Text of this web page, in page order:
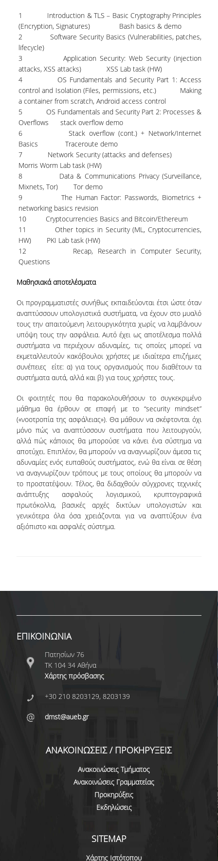
TESTIMONIALS
ΔΙΔΑΣΚΑΛΙΑ
ΑΝΘΡΩΠΙΝΟ ΔΥΝΑΜΙΚΟ
ΠΡΟΣΩΠΙΚΟ ΤΟΥ ΤΜΗΜΑΤΟΣ
ΜΕΛΗ ΔΕΠ
ΕΠΙΤΙΜΟΙ ΔΙΔΑΚΤΟΡΕΣ
ΕΠΙΣΚΕΠΤΕΣ ΚΑΘΗΓΗΤΕΣ
ΜΕΛΗ Ε.ΔΙ.Π.
ΜΕΛΗ Ε.Τ.Ε.Π.
ΔΙΟΙΚΗΤΙΚΟ ΠΡΟΣΩΠΙΚΟ
ΜΕΤΑΔΙΔΑΚΤΟΡΙΚΟΙ ΕΡΕΥΝΗΤΕΣ
ΠΡΟΠΤΥΧΙΑΚΕΣ ΣΠΟΥΔΕΣ
ΠΡΟΓΡΑΜΜΑ ΣΠΟΥΔΩΝ
ΟΔΗΓΟΣ ΚΑΙ ΚΑΤΕΥΘΥΝΣΕΙΣ ΣΠΟΥΔΩΝ
ΜΑΘΗΜΑΤΑ ΠΡΟΓΡΑΜΜΑΤΟΣ ΣΠΟΥΔΩΝ
ΜΑΘΗΜΑΤΑ ΕΛΕΥΘΕΡΗΣ ΕΠΙΛΟΓΗΣ ΑΠΟ
ΑΛΛΑ ΤΜΗΜΑΤΑ
ΠΡΑΚΤΙΚΗ ΑΣΚΗΣΗ ΚΑΙ ΠΤΥΧΙΑΚΗ ΕΡΓΑΣΙΑ
ΕΥΚΑΙΡΙΕΣ ΓΙΑ ΠΡΑΚΤΙΚΗ ΑΣΚΗΣΗ
TESTIMONIALS ΠΡΑΚΤΙΚΗΣ ΑΣΚΗΣΗΣ
ΔΙΔΑΣΚΑΛΙΑ ΚΑΙ ΕΞΕΤΑΣΕΙΣ
ΔΙΑΧΕΙΡΙΣΗ ΠΑΡΑΠΟΝΩΝ ΦΟΙΤΗΤΩΝ
TUTORS ΦΟΙΤΗΤΩΝ
ΜΕΤΑΠΤΥΧΙΑΚΕΣ ΣΠΟΥΔΕΣ
ΔΙΔΑΚΤΟΡΕΣ ΤΟΥ ΤΜΗΜΑΤΟΣ
ΕΡΕΥΝΗΤΙΚΑ ΣΕΜΙΝΑΡΙΑ
ΠΡΟΓΡΑΜΜΑ ERASMUS+
ΜΑΘΗΜΑΤΑ ΠΟΥ ΠΡΟΣΦΕΡΕΙ ΤΟ
ΕΓΓΡΑΦΑ - ΧΡΗΣΙΜΟΙ ΣΥΝΔΕΣΜΟΙ
FAQS
ΔΙΑΣΦΑΛΙΣΗ ΠΟΙΟΤΗΤΑΣ
ΔΕΔΟΜΕΝΑ ΠΟΙΟΤΗΤΑΣ
ΠΙΣΤΟΠΟΙΗΣΗ
1 Introduction & TLS – Basic Cryptography Principles
(Encryption, Signatures) Bash basics & demo
2 Software Security Basics (Vulnerabilities, patches,
lifecycle)
3 Application Security: Web Security (injection
attacks, XSS attacks) XSS Lab task (HW)
4 OS Fundamentals and Security Part 1: Access
control and Isolation (Files, permissions, etc.) Making
a container from scratch, Android access control
5 OS Fundamentals and Security Part 2: Processes &
Overflows stack overflow demo
6 Stack overflow (cont.) + Network/Internet
Basics Traceroute demo
7 Network Security (attacks and defenses)
Morris Worm Lab task (HW)
8 Data & Communications Privacy (Surveillance,
Mixnets, Tor) Tor demo
9 The Human Factor: Passwords, Biometrics +
networking basics revision
10 Cryptocurrencies Basics and Bitcoin/Ethereum
11 Other topics in Security (ML, Cryptocurrencies,
HW) PKI Lab task (HW)
12 Recap, Research in Computer Security,
Questions
Μαθησιακά αποτελέσματα
Οι προγραμματιστές συνήθως εκπαιδεύονται έτσι ώστε όταν
αναπτύσσουν υπολογιστικά συστήματα, να έχουν στο μυαλό
τους την απαιτούμενη λειτουργικότητα χωρίς να λαμβάνουν
υπόψη τους την ασφάλεια. Αυτό έχει ως αποτέλεσμα πολλά
συστήματα να περιέχουν αδυναμίες, τις οποίες μπορεί να
εκμεταλλευτούν κακόβουλοι χρήστες με ιδιαίτερα επιζήμιες
συνέπειες είτε: α) για τους οργανισμούς που διαθέτουν τα
συστήματα αυτά, αλλά και β) για τους χρήστες τους.
Οι φοιτητές που θα παρακολουθήσουν το συγκεκριμένο
μάθημα θα έρθουν σε επαφή με το “security mindset”
(«νοοτροπία της ασφάλειας»). Θα μάθουν να σκέφτονται όχι
μόνο πώς να αναπτύσσουν συστήματα που λειτουργούν,
αλλά πώς κάποιος θα μπορούσε να κάνει ένα σύστημα να
αποτύχει. Επιπλέον, θα μπορούν να αναγνωρίζουν άμεσα τις
αδυναμίες ενός ευπαθούς συστήματος, ενώ θα είναι σε θέση
να αναγνωρίζουν τρόπους με τους οποίους θα μπορούν να
το προστατέψουν. Τέλος, θα διδαχθούν σύγχρονες τεχνικές
ανάπτυξης ασφαλούς λογισμικού, κρυπτογραφικά
πρωτόκολλα, βασικές αρχές δικτύων υπολογιστών και
γενικότερα όλα όσα χρειάζονται για να αναπτύξουν ένα
αξιόπιστο και ασφαλές σύστημα.
ΕΠΙΚΟΙΝΩΝΙΑ
Πατησίων 76
ΤΚ 104 34 Αθήνα
Χάρτης πρόσβασης
+30 210 8203129, 8203139
dmst@aueb.gr
ΑΝΑΚΟΙΝΩΣΕΙΣ / ΠΡΟΚΗΡΥΞΕΙΣ
Ανακοινώσεις Τμήματος
Ανακοινώσεις Γραμματείας
Προκηρύξεις
Εκδηλώσεις
SITEMAP
Χάρτης Ιστότοπου